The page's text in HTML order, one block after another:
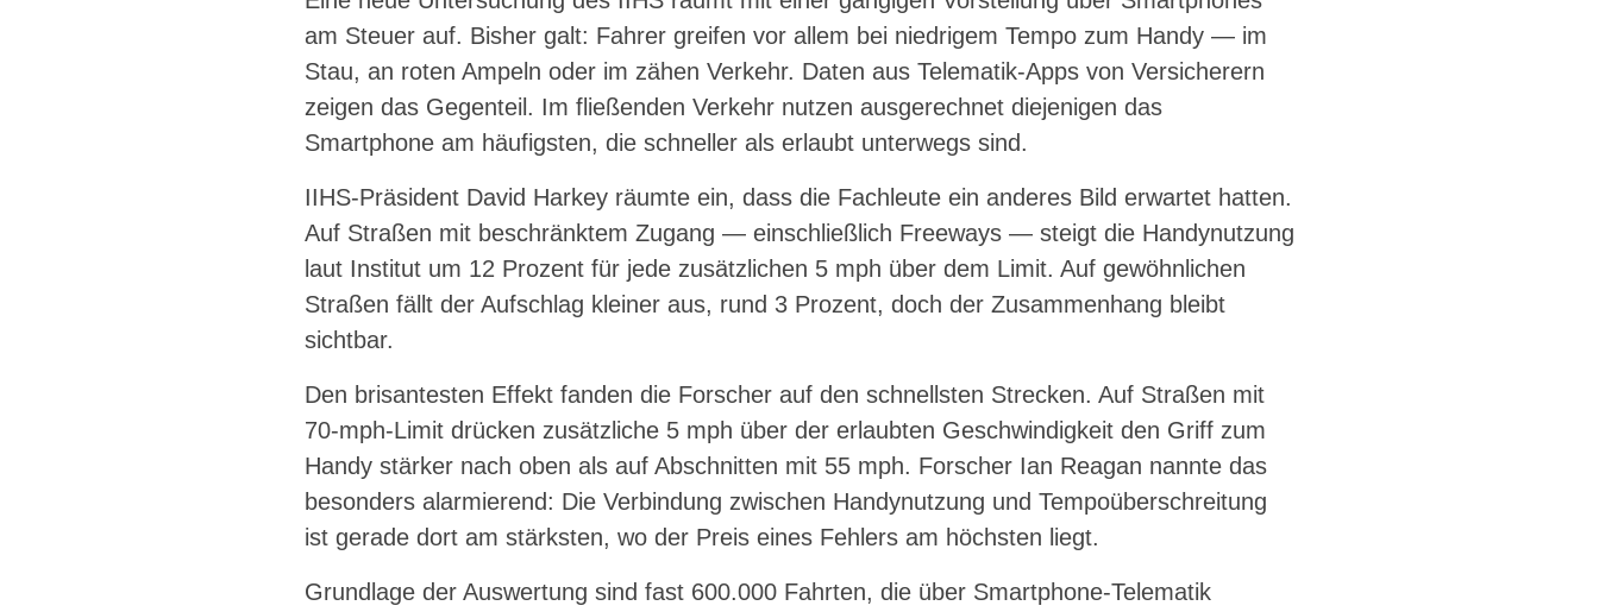
am Steuer auf. Bisher galt: Fahrer greifen vor allem bei niedrigem Tempo zum Handy — im
Stau, an roten Ampeln oder im zähen Verkehr. Daten aus Telematik-Apps von Versicherern
zeigen das Gegenteil. Im fließenden Verkehr nutzen ausgerechnet diejenigen das
Smartphone am häufigsten, die schneller als erlaubt unterwegs sind.
IIHS-Präsident David Harkey räumte ein, dass die Fachleute ein anderes Bild erwartet hatten.
Auf Straßen mit beschränktem Zugang — einschließlich Freeways — steigt die Handynutzung
laut Institut um 12 Prozent für jede zusätzlichen 5 mph über dem Limit. Auf gewöhnlichen
Straßen fällt der Aufschlag kleiner aus, rund 3 Prozent, doch der Zusammenhang bleibt
sichtbar.
Den brisantesten Effekt fanden die Forscher auf den schnellsten Strecken. Auf Straßen mit
70-mph-Limit drücken zusätzliche 5 mph über der erlaubten Geschwindigkeit den Griff zum
Handy stärker nach oben als auf Abschnitten mit 55 mph. Forscher Ian Reagan nannte das
besonders alarmierend: Die Verbindung zwischen Handynutzung und Tempoüberschreitung
ist gerade dort am stärksten, wo der Preis eines Fehlers am höchsten liegt.
Grundlage der Auswertung sind fast 600.000 Fahrten, die über Smartphone-Telematik